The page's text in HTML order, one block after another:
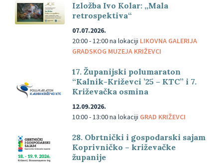
Izložba Ivo Kolar: „Mala
retrospektiva“
07.07.2026.
20:00 - 12:00na lokaciji LIKOVNA GALERIJA
GRADSKOG MUZEJA KRIŽEVCI
17. Županijski polumaraton
“Kalnik-Križevci ’25 – KTC” i 7.
Križevačka osmina
12.09.2026.
10:00 - 13:00na lokaciji GRAD KRIŽEVCI
28. Obrtnički i gospodarski sajam
Koprivničko – križevačke
županije